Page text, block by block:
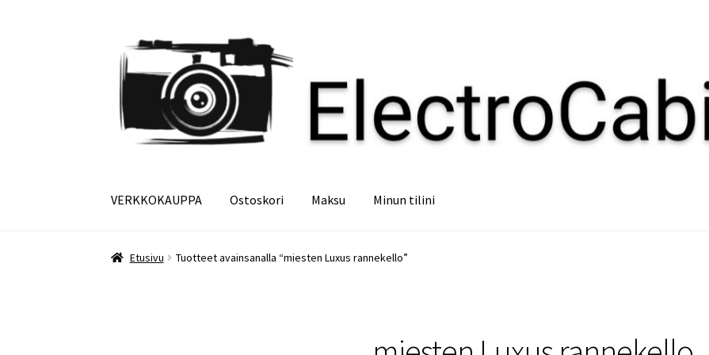
Siirry
navigointiin
Siirry
sisältöön
VERKKOKAUPPA Ostoskori Maksu Minun tilini
Etusivu Maksu Minun tilini Ostoskori
Etusivu Tuotteet avainsanalla “miesten Luxus rannekello”